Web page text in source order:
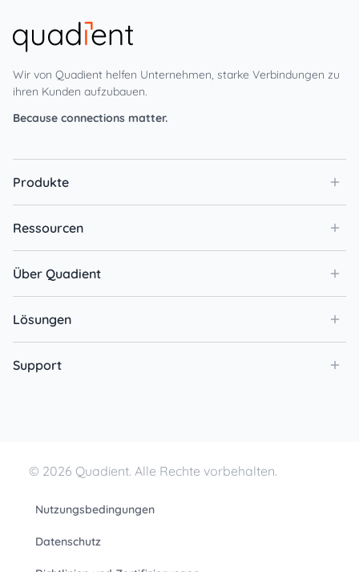
Wir von Quadient helfen Unternehmen, starke Verbindungen zu
ihren Kunden aufzubauen.
Because connections matter.
Produkte
Ressourcen
Über Quadient
Lösungen
Support
© 2026 Quadient. Alle Rechte vorbehalten.
Nutzungsbedingungen
Datenschutz